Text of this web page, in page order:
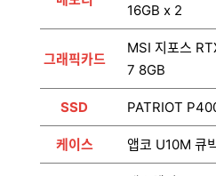
16GB x 2
그래픽카드
MSI 지포스
7 8GB
SSD PATRIOT
케이스 앱코 U10M 큐